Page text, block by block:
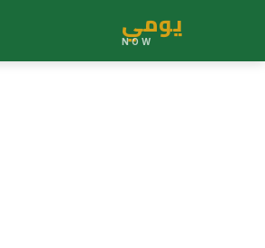
يومي
NOW